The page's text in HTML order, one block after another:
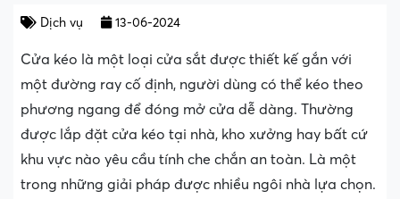
Dịch vụ 13-06-2024
Cửa kéo là một loại cửa sắt được thiết kế gắn với
một đường ray cố định, người dùng có thể kéo theo
phương ngang để đóng mở cửa dễ dàng. Thường
được lắp đặt cửa kéo tại nhà, kho xưởng hay bất cứ
khu vực nào yêu cầu tính che chắn an toàn. Là một
trong những giải pháp được nhiều ngôi nhà lựa chọn.